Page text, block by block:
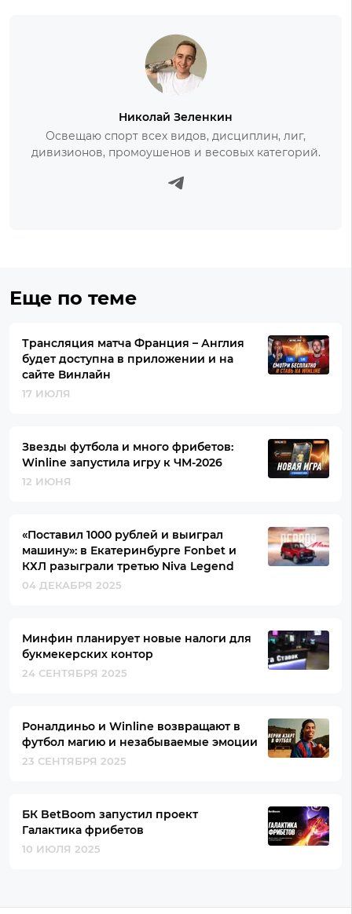
Николай Зеленкин
Освещаю спорт всех видов, дисциплин, лиг,
дивизионов, промоушенов и весовых категорий.
Еще по теме
Трансляция матча Франция – Англия
будет доступна в приложении и на
сайте Винлайн
17 ИЮЛЯ
Звезды футбола и много фрибетов:
Winline запустила игру к ЧМ-2026
12 ИЮНЯ
«Поставил 1000 рублей и выиграл
машину»: в Екатеринбурге Fonbet и
КХЛ разыграли третью Niva Legend
04 ДЕКАБРЯ 2025
Минфин планирует новые налоги для
букмекерских контор
24 СЕНТЯБРЯ 2025
Роналдиньо и Winline возвращают в
футбол магию и незабываемые эмоции
23 СЕНТЯБРЯ 2025
БК BetBoom запустил проект
Галактика фрибетов
10 ИЮЛЯ 2025